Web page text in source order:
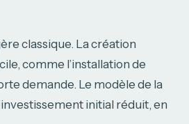
classique. La création
comme l’installation de
demande. Le modèle de la
initial réduit, en